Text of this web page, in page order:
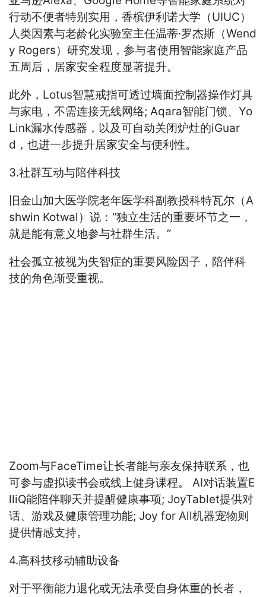
行动不便者特别实用，香槟伊利诺大学（UIUC）
人类因素与老龄化实验室主任温蒂·罗杰斯（Wend
y Rogers）研究发现，参与者使用智能家庭产品
五周后，居家安全程度显著提升。
此外，Lotus智慧戒指可透过墙面控制器操作灯具
与家电，不需连接无线网络; Aqara智能门锁、Yo
Link漏水传感器，以及可自动关闭炉灶的iGuar
d，也进一步提升居家安全与便利性。
3.社群互动与陪伴科技
旧金山加大医学院老年医学科副教授科特瓦尔（A
shwin Kotwal）说：“独立生活的重要环节之一，
就是能有意义地参与社群生活。”
社会孤立被视为失智症的重要风险因子，陪伴科
技的角色渐受重视。
Zoom与FaceTime让长者能与亲友保持联系，也
可参与虚拟读书会或线上健身课程。 AI对话装置E
lliQ能陪伴聊天并提醒健康事项; JoyTablet提供对
话、游戏及健康管理功能; Joy for All机器宠物则
提供情感支持。
4.高科技移动辅助设备
对于平衡能力退化或无法承受自身体重的长者，